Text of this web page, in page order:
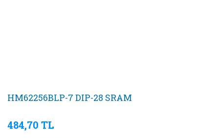
HM62256BLP-7 DIP-28 SRAM
484,70 TL